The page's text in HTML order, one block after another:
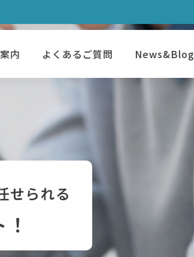
内 よくあるご質問 News&Blog
せられる